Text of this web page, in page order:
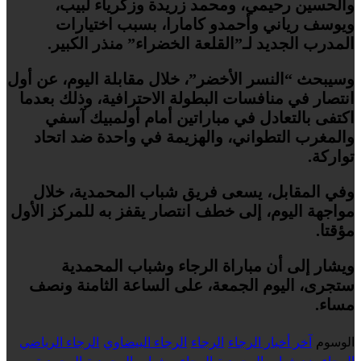
والحسين رحيمي، ومحمد زريدة وزكرياء لبيب،
ويوسف رياني وأحمدو كامارا، بسبب اختيارات
المدرب الجديد لـ”القلعة الخضراء” منذر الكبير.
وسيبحث “النسر الأخضر”، خلال مقابلة اليوم، عن أول
انتصار في منافسات البطولة الاحترافية، وذلك بعدما
اكتفى بالتعادل في مباراتين أمام أولمبيك آسفي
والمغرب التطواني، والهزيمة في واحدة ضد اتحاد
تواركة.
وفي المقابل، يسعى فريق شباب المحمدية، خلال
مواجهة اليوم، إلى خطف انتصار يقفز به للمركز الأول
مؤقتا.
ويشار إلى أن مباراة الرجاء وشباب المحمدية
ستجرى، اليوم الجمعة، على الساعة الثامنة ونصف
مساء.
الوسوم آخر أخبار الرجاء الرجاء الرجاء البيضاوي
الرجاء الرياضي